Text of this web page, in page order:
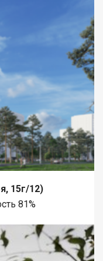
15г/12)
81%